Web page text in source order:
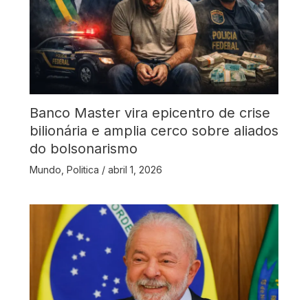
Banco Master vira epicentro de crise
bilionária e amplia cerco sobre aliados
do bolsonarismo
Mundo Politica / abril 1, 2026